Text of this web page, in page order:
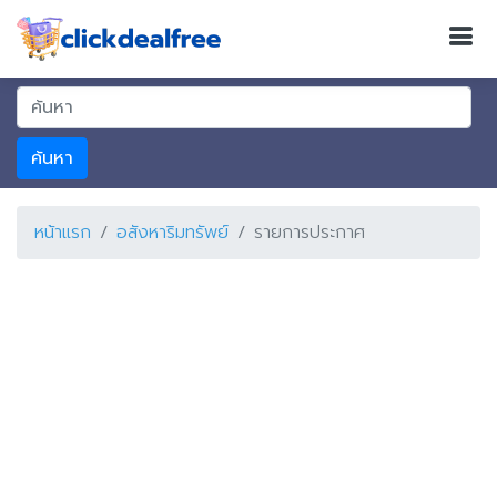
ค้นหา
หน้าแรก อสังหาริมทรัพย์ รายการประกาศ